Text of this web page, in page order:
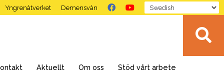
Yngrenätverket Demensvän
Aktuellt Om oss Stöd vårt arbete